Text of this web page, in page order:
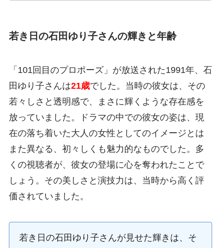
若き日の石田ゆり子さんの輝きと年齢
「101回目のプロポーズ」が放送された1991年、石
田ゆり子さんは21歳でした。当時の彼女は、その
若々しさと透明感で、まさに輝くような存在感を
放っていました。ドラマの中での彼女の姿は、現
在の落ち着いた大人の女性としてのイメージとは
また異なる、初々しくも魅力的なものでした。多
くの視聴者が、彼女の登場に心を奪われたことで
しょう。その美しさと演技力は、当時から高く評
価されていました。
若き日の石田ゆり子さんが見せた輝きは、そ